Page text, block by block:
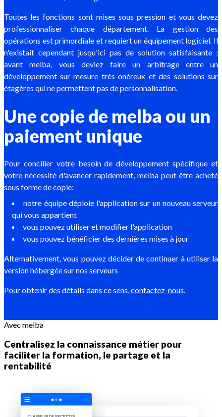
Toutes les fonctions sont mises sous pression et vous devez
professionnaliser chaque département. La gestion des
opérations est primordiale et requiert un équipement logiciel. Il
n'existait cependant jusqu'ici pas de solution satisfaisante :
avant melba, vous deviez faire un arbitrage entre un
développement sur-mesure très onéreux et des solutions sur
étagères qui ne permettent pas de personnalisation.
Une copie de melba ou un
paiement unique
Pour concilier votre besoin de développement spécifique et
votre nécessité d'avancer rapidement, melba peut être acheté
sous forme de copie:
notre équipe déploie l'application sur un nouveau serveur
qui vous appartient
vous pouvez utiliser et modifier l'application
vous pouvez bénéficier des dernières mises à jour
Alternativement, vous pouvez décider de continuer à utiliser la
version hébergée sur nos serveurs
Pour obtenir des détails dans ce sens,contactez-nous.
Avec melba
Centralisez la connaissance métier pour
faciliter la formation, le partage et la
rentabilité